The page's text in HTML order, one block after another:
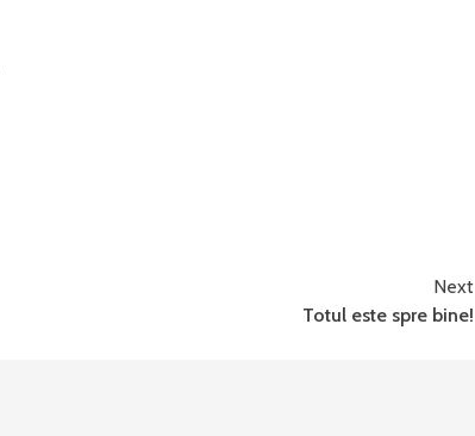
Next
Totul este spre bine!